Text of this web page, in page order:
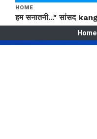
HOME
Home